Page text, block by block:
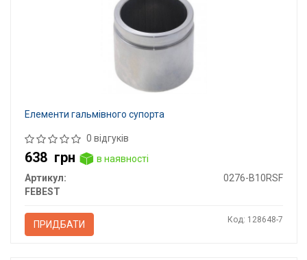
Елементи гальмівного супорта
0 відгуків
638 грн
в наявності
Артикул:
0276-B10RSF
FEBEST
ПРИДБАТИ Код: 128648-7